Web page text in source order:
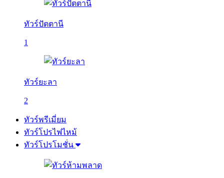
ทัวร์ปัตตานี
1
ทัวร์ยะลา
2
ทัวร์พรีเมี่ยม
ทัวร์โปรไฟไหม้
ทัวร์โปรโมชั่น